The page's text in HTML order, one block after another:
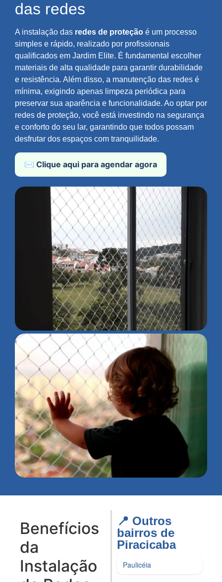
das redes
A instalação das redes de proteção é um processo
simples e rápido, realizado por profissionais
qualificados em Jardim Elite. É fundamental escolher
materiais de alta qualidade para garantir durabilidade
e resistência. Além disso, a manutenção das redes é
mínima, exigindo apenas limpeza periódica para
preservar sua aparência e funcionalidade. Ao optar por
redes de proteção, você está investindo na segurança
e conforto do seu lar, garantindo que todos possam
desfrutar dos espaços com tranquilidade.
✉️ Clique aqui para agendar agora
Benefícios
da
Instalação
📍 Outros
bairros de
Piracicaba​
Paulicéia